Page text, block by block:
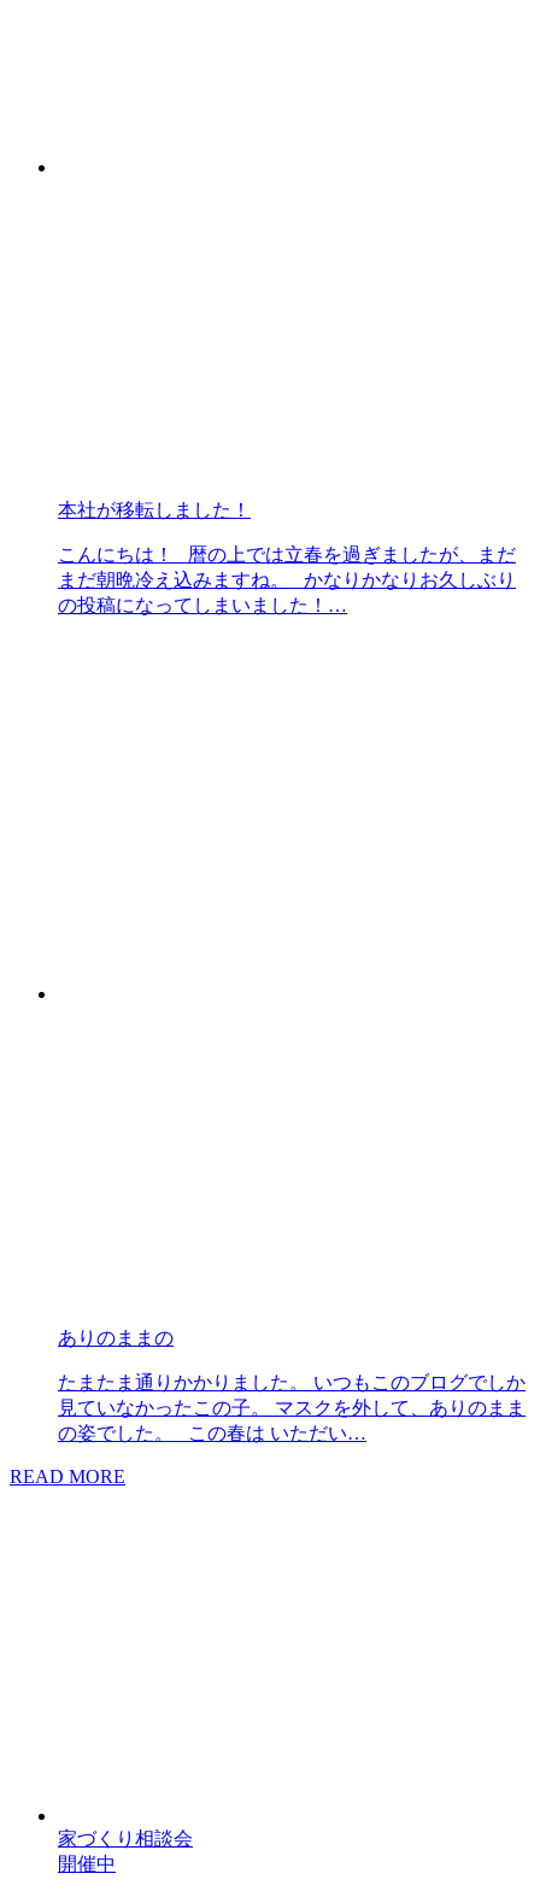
本社が移転しました！
こんにちは！ 暦の上では立春を過ぎましたが、まだ
まだ朝晩冷え込みますね。 かなりかなりお久しぶり
の投稿になってしまいました！…
ありのままの
たまたま通りかかりました。 いつもこのブログでしか
見ていなかったこの子。 マスクを外して、ありのまま
の姿でした。 この春は いただい…
READ MORE
家づくり相談会
開催中